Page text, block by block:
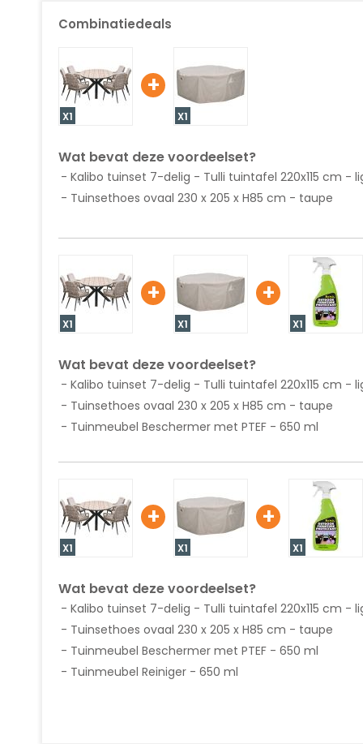
Combinatiedeals
X1
+
X1
Wat bevat deze voordeelset?
Kalibo tuinset 7-delig - Tulli tuintafel 220x115 cm -
Tuinsethoes ovaal 230 x 205 x H85 cm - taupe
X1
+
X1
+
X1
Wat bevat deze voordeelset?
Kalibo tuinset 7-delig - Tulli tuintafel 220x115 cm -
Tuinsethoes ovaal 230 x 205 x H85 cm - taupe
Tuinmeubel Beschermer met PTEF - 650 ml
X1
+
X1
+
X1
Wat bevat deze voordeelset?
Kalibo tuinset 7-delig - Tulli tuintafel 220x115 cm -
Tuinsethoes ovaal 230 x 205 x H85 cm - taupe
Tuinmeubel Beschermer met PTEF - 650 ml
Tuinmeubel Reiniger - 650 ml